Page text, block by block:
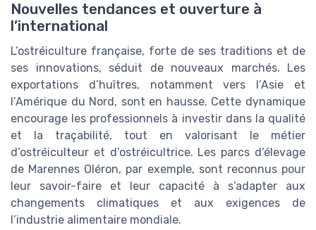
Nouvelles tendances et ouverture à
l’international
L’ostréiculture française, forte de ses traditions et de
ses innovations, séduit de nouveaux marchés. Les
exportations d’huîtres, notamment vers l’Asie et
l’Amérique du Nord, sont en hausse. Cette dynamique
encourage les professionnels à investir dans la qualité
et la traçabilité, tout en valorisant le métier
d’ostréiculteur et d’ostréicultrice. Les parcs d’élevage
de Marennes Oléron, par exemple, sont reconnus pour
leur savoir-faire et leur capacité à s’adapter aux
changements climatiques et aux exigences de
l’industrie alimentaire mondiale.